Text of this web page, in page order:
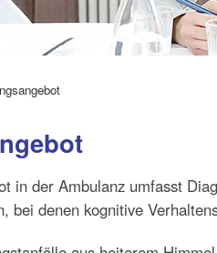
in der Ambulanz umfasst
bei denen kognitive